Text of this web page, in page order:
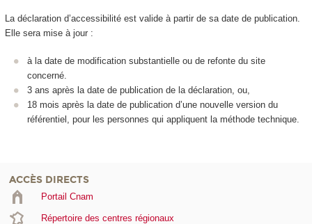
La déclaration d’accessibilité est valide à partir de sa date de publication.
Elle sera mise à jour :
à la date de modification substantielle ou de refonte du site
concerné.
3 ans après la date de publication de la déclaration, ou,
18 mois après la date de publication d’une nouvelle version du
référentiel, pour les personnes qui appliquent la méthode technique.
ACCÈS DIRECTS
Portail Cnam
Répertoire des centres régionaux